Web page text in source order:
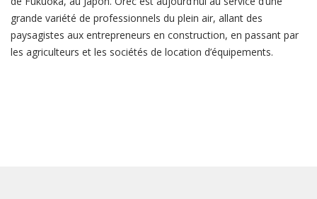
grande variété de professionnels du plein air, allant des
paysagistes aux entrepreneurs en construction, en passant par
les agriculteurs et les sociétés de location d’équipements.